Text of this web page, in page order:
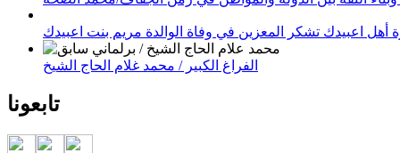
أهل اعبيدك تشكر المعزين في وفاة الوالدة مريم بنت اعبيدك
الفراغ الكبير / محمد غلام الحاج الشيخ
تابعونا